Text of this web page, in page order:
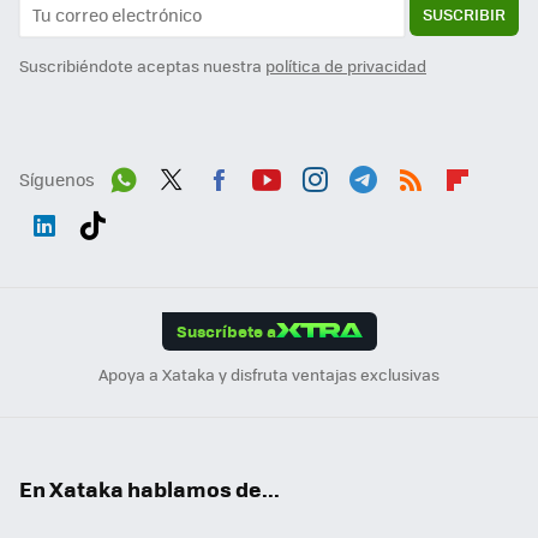
SUSCRIBIR
Suscribiéndote aceptas nuestra política de privacidad
Síguenos
Suscríbete a
Apoya a Xataka y disfruta ventajas exclusivas
En Xataka hablamos de...